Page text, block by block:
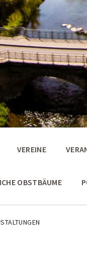
VEREINE
OBSTBÄUME